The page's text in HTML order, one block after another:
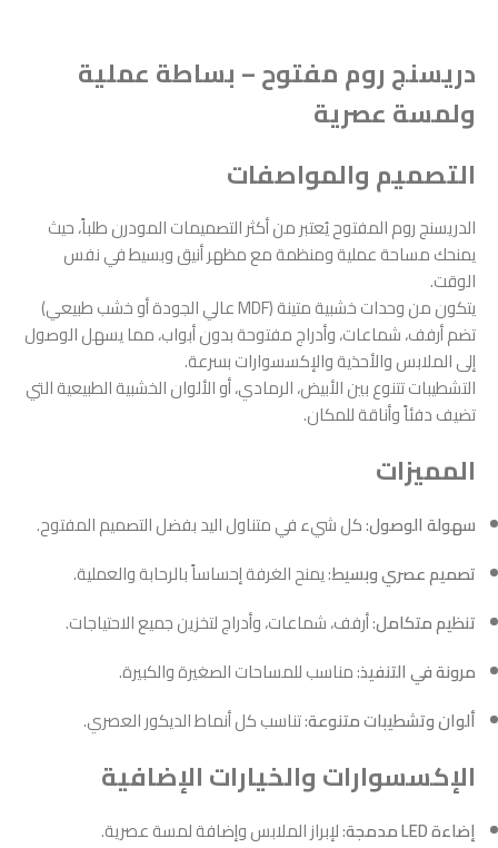
دريسنج روم مفتوح – بساطة عملية
ولمسة عصرية
التصميم والمواصفات
الدريسنج روم المفتوح يُعتبر من أكثر التصميمات المودرن طلباً، حيث
يمنحك مساحة عملية ومنظمة مع مظهر أنيق وبسيط في نفس
الوقت.
يتكون من وحدات خشبية متينة (MDF عالي الجودة أو خشب طبيعي)
تضم أرفف، شماعات، وأدراج مفتوحة بدون أبواب، مما يسهل الوصول
إلى الملابس والأحذية والإكسسوارات بسرعة.
التشطيبات تتنوع بين الأبيض، الرمادي، أو الألوان الخشبية الطبيعية التي
تضيف دفئاً وأناقة للمكان.
المميزات
سهولة الوصول: كل شيء في متناول اليد بفضل التصميم المفتوح.
تصميم عصري وبسيط: يمنح الغرفة إحساساً بالرحابة والعملية.
تنظيم متكامل: أرفف، شماعات، وأدراج لتخزين جميع الاحتياجات.
مرونة في التنفيذ: مناسب للمساحات الصغيرة والكبيرة.
ألوان وتشطيبات متنوعة: تناسب كل أنماط الديكور العصري.
الإكسسوارات والخيارات الإضافية
إضاءة LED مدمجة
: لإبراز الملابس وإضافة لمسة عصرية.